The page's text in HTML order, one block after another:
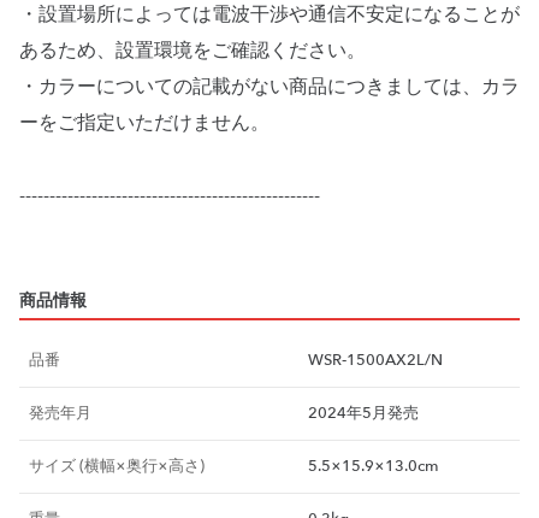
・設置場所によっては電波干渉や通信不安定になることが
あるため、設置環境をご確認ください。
・カラーについての記載がない商品につきましては、カラ
ーをご指定いただけません。
--------------------------------------------------
商品情報
品番 WSR‑1500AX2L/N
発売年月 2024年5月発売
サイズ (横幅×奥行×高さ) 5.5×15.9×13.0cm